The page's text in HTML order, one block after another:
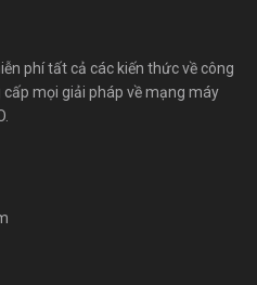
phí tất cả các kiến thức về công
cấp mọi giải pháp về mạng máy